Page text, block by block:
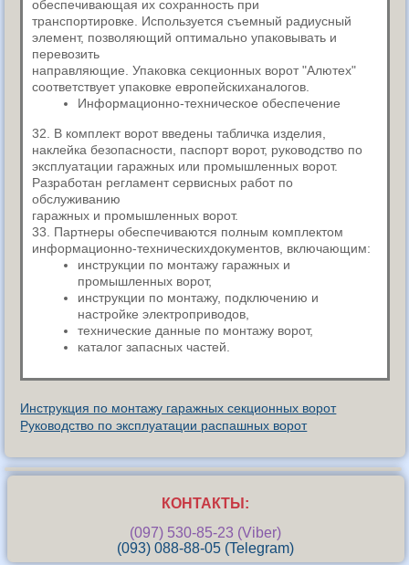
обеспечивающая их сохранность при
транспортировке. Используется съемный радиусный
элемент, позволяющий оптимально упаковывать и
перевозить
направляющие. Упаковка секционных ворот "Алютех"
соответствует упаковке европейскиханалогов.
Информационно-техническое обеспечение
32. В комплект ворот введены табличка изделия,
наклейка безопасности, паспорт ворот, руководство по
эксплуатации гаражных или промышленных ворот.
Разработан регламент сервисных работ по
обслуживанию
гаражных и промышленных ворот.
33. Партнеры обеспечиваются полным комплектом
информационно-техническихдокументов, включающим:
инструкции по монтажу гаражных и
промышленных ворот,
инструкции по монтажу, подключению и
настройке электроприводов,
технические данные по монтажу ворот,
каталог запасных частей.
Инструкция по монтажу гаражных секционных ворот
Руководство по эксплуатации распашных ворот
КОНТАКТЫ:
(097) 530-85-23 (Viber)
(093) 088-88-05 (Telegram)